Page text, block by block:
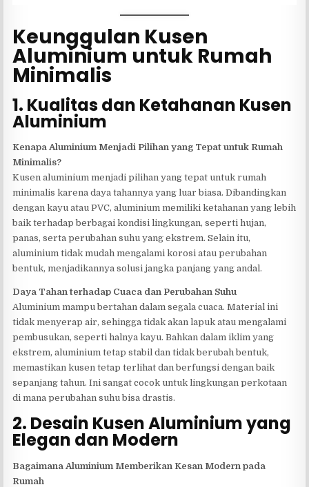
Keunggulan Kusen
Aluminium untuk Rumah
Minimalis
1. Kualitas dan Ketahanan Kusen
Aluminium
Kenapa Aluminium Menjadi Pilihan yang Tepat untuk Rumah
Minimalis?
Kusen aluminium menjadi pilihan yang tepat untuk rumah
minimalis karena daya tahannya yang luar biasa. Dibandingkan
dengan kayu atau PVC, aluminium memiliki ketahanan yang lebih
baik terhadap berbagai kondisi lingkungan, seperti hujan,
panas, serta perubahan suhu yang ekstrem. Selain itu,
aluminium tidak mudah mengalami korosi atau perubahan
bentuk, menjadikannya solusi jangka panjang yang andal.
Daya Tahan terhadap Cuaca dan Perubahan Suhu
Aluminium mampu bertahan dalam segala cuaca. Material ini
tidak menyerap air, sehingga tidak akan lapuk atau mengalami
pembusukan, seperti halnya kayu. Bahkan dalam iklim yang
ekstrem, aluminium tetap stabil dan tidak berubah bentuk,
memastikan kusen tetap terlihat dan berfungsi dengan baik
sepanjang tahun. Ini sangat cocok untuk lingkungan perkotaan
di mana perubahan suhu bisa drastis.
2. Desain Kusen Aluminium yang
Elegan dan Modern
Bagaimana Aluminium Memberikan Kesan Modern pada
Rumah